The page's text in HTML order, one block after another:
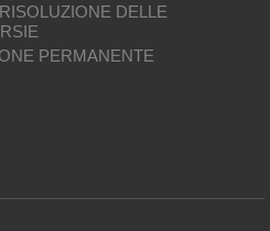
DELLE
PERMANENTE